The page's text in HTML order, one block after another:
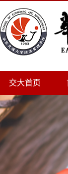
交大首页